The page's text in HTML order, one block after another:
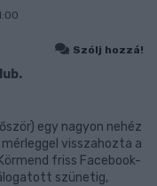
Szólj hozzá!
egy nagyon nehéz
visszahozta a
friss Facebook-
szünetig,